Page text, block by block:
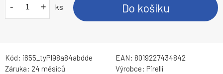
- + ks Do košíku
Kód: i655_tyPI98a84abdde EAN: 8019227434842
Záruka: 24 měsíců Výrobce: Pirelli